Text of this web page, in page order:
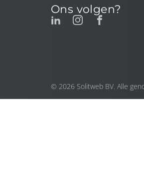
Ons volgen?
© 2026 Solitweb BV. Alle